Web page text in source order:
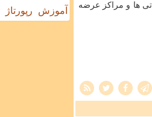
ها و مراکز عرضه
آموزش
رپورتاژ